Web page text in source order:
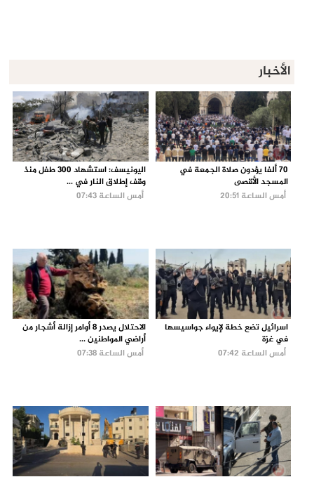
الأخبار
70 ألفا يؤدون صلاة الجمعة في
المسجد الأقصى
أمس الساعة 20:51
اليونيسف: استشهاد 300 طفل منذ
وقف إطلاق النار في ...
أمس الساعة 07:43
اسرائيل تضع خطة لإيواء جواسيسها
في غزة
أمس الساعة 07:42
الاحتلال يصدر 8 أوامر إزالة أشجار من
أراضي المواطنين ...
أمس الساعة 07:38